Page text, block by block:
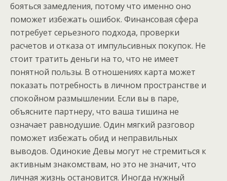
бояться замедления, потому что именно оно
поможет избежать ошибок. Финансовая сфера
потребует серьезного подхода, проверки
расчетов и отказа от импульсивных покупок. Не
стоит тратить деньги на то, что не имеет
понятной пользы. В отношениях карта может
показать потребность в личном пространстве и
спокойном размышлении. Если вы в паре,
объясните партнеру, что ваша тишина не
означает равнодушие. Один мягкий разговор
поможет избежать обид и неправильных
выводов. Одинокие Девы могут не стремиться к
активным знакомствам, но это не значит, что
личная жизнь остановится. Иногда нужный